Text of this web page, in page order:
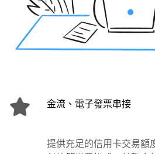
金流、電子發票串接
提供充足的信用卡交易額